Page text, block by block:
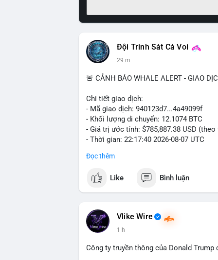
Đội Trinh Sát Cá Voi
29 m
🚨 CẢNH BÁO WHALE ALERT - GIAO
Chi tiết giao dịch:
- Mã giao dịch: 940123d7...4a49099f
- Khối lượng di chuyển: 12.1074 BTC
- Giá trị ước tính: $785,887.38 USD (theo
- Thời gian: 22:17:40 2026-08-07 UTC
Nhận định phân tích hành vi của Cá voi
giá $64,909.56 đang nằm gần vùng
bước chuẩn bị thanh khoản để bán ra,
dò thanh khoản thị trường trước khi có
Lời khuyên cho nhà đầu tư nhỏ lẻ:
dịch tương tự trong 24 giờ tới, khả năng
Đọc thêm
Like Bình luận
Vlike Wire
1 h
Công ty truyền thông của Donald